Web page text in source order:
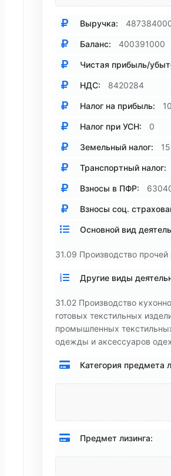
Выручка:
Баланс: 400391000
Чистая прибыль/
НДС: 8420284
Налог на прибыль:
Налог при УСН: 0
Земельный налог:
Транспортный налог:
Взносы в ПФР:
Взносы соц.
Основной вид
31.09 Производство
Другие виды
31.02 Производство
готовых текстильных
промышленных
одежды и аксессуаров
Категория предмета
Предмет лизинга: